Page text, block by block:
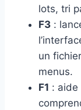
lots, tri
F3 :
un
menus.
F1 : aide